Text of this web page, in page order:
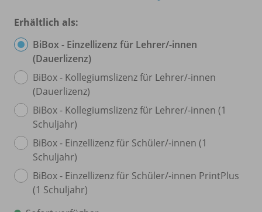
Erhältlich als:
BiBox - Einzellizenz für Lehrer/-innen
(Dauerlizenz)
BiBox - Kollegiumslizenz für Lehrer/-innen
(Dauerlizenz)
BiBox - Kollegiumslizenz für Lehrer/-innen (1
Schuljahr)
BiBox - Einzellizenz für Schüler/-innen (1
Schuljahr)
BiBox - Einzellizenz für Schüler/-innen PrintPlus
(1 Schuljahr)